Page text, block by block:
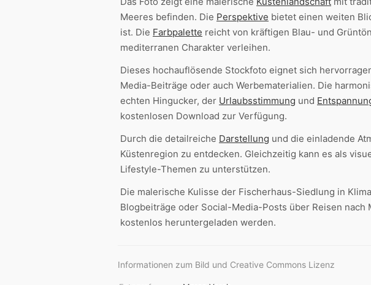
Meeres befinden. Die Perspektive bietet einen weiten
ist. Die Farbpalette reicht von kräftigen Blau- und
mediterranen Charakter verleihen.
Dieses hochauflösende Stockfoto eignet sich
Media-Beiträge oder auch Werbematerialien. Die
echten Hingucker, der Urlaubsstimmung und
kostenlosen Download zur Verfügung.
Durch die detailreiche Darstellung und die einladende
Küstenregion zu entdecken. Gleichzeitig kann es als
Lifestyle-Themen zu unterstützen.
Die malerische Kulisse der Fischerhaus-Siedlung in
Blogbeiträge oder Social-Media-Posts über Reisen
kostenlos heruntergeladen werden.
Informationen zum Bild und Creative Commons Lizenz